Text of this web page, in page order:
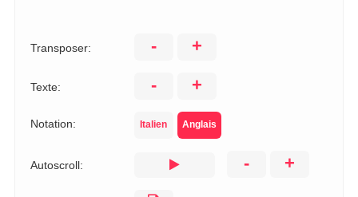
Transposer: - +
Texte: - +
Notation: Italien Anglais
Autoscroll: - +